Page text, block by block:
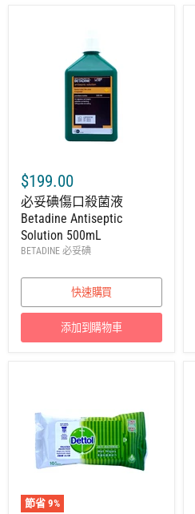
$199.00
必妥碘傷口殺菌液
Betadine Antiseptic
Solution 500mL
BETADINE 必妥碘
快速購買
添加到購物車
節省 9%